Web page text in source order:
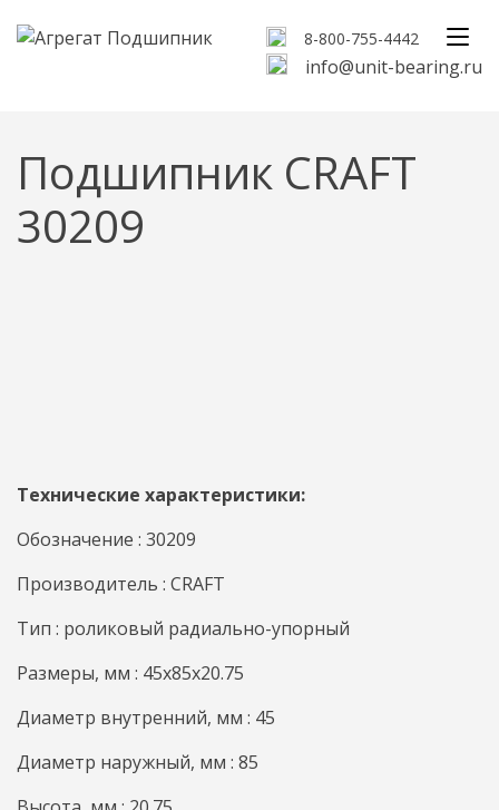
8-800-755-4442
info@unit-bearing.ru
Подшипник CRAFT
30209
Технические характеристики:
Обозначение : 30209
Производитель : CRAFT
Тип : роликовый радиально-упорный
Размеры, мм : 45x85x20.75
Диаметр внутренний, мм : 45
Диаметр наружный, мм : 85